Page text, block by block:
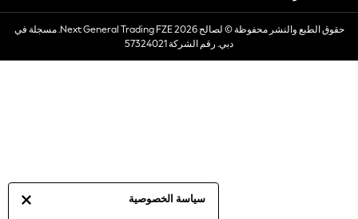
سياسة الخصوصية
Dresses
Occasionwear
Sets & Outfits
Sun Hats & Caps
حقوق الطبع والنشر محفوظة © لصالح 2026 Next General Trading FZE. مسجلة في
دبي. رقم الشركة 57324021